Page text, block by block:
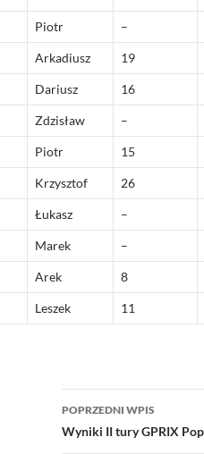
Piotr –
Arkadiusz 19
Dariusz 16
Zdzisław –
Piotr 15
Krzysztof 26
Łukasz –
Marek –
Arek 8
Leszek 11
Nawigacja
wpisu
POPRZEDNI WPIS
Wyniki II tury GPRIX